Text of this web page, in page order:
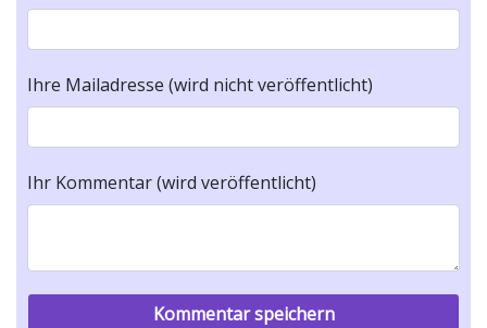
Ihre Mailadresse (wird nicht veröffentlicht)
Ihr Kommentar (wird veröffentlicht)